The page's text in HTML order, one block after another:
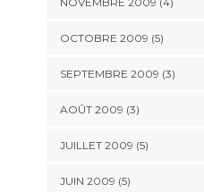
OCTOBRE 2009 (5)
SEPTEMBRE 2009 (3)
AOÛT 2009 (3)
JUILLET 2009 (5)
JUIN 2009 (5)